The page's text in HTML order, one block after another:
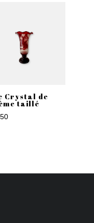
Crystal de
taillé
50